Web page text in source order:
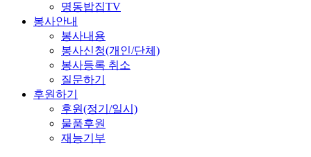
명동밥집TV
봉사안내
봉사내용
봉사신청(개인/단체)
봉사등록 취소
질문하기
후원하기
후원(정기/일시)
물품후원
재능기부